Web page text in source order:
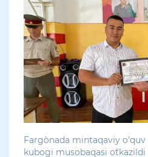
Farg`onada mintaqaviy
kubogi musobaqasi o`tkazildi